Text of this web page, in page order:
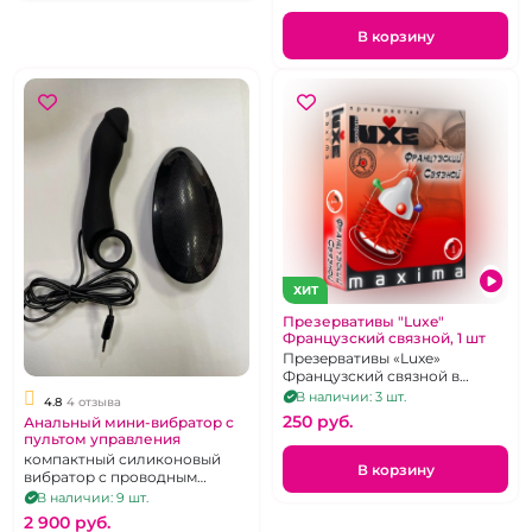
В корзину
4.8 4 отзыва
Анальный мини-вибратор с
пультом управления
компактный силиконовый
вибратор с проводным
пультом, черный, на
батарейках
В наличии: 9 шт.
2 900 pуб.
ХИТ
Презервативы "Luxe"
Французский связной, 1 шт
Презервативы «Luxe»
Французский связной в
упаковке 1 шт.
В наличии: 3 шт.
250 pуб.
В корзину